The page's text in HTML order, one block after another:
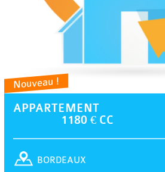
Nouveau !
APPARTEMENT
1180 € CC
BORDEAUX